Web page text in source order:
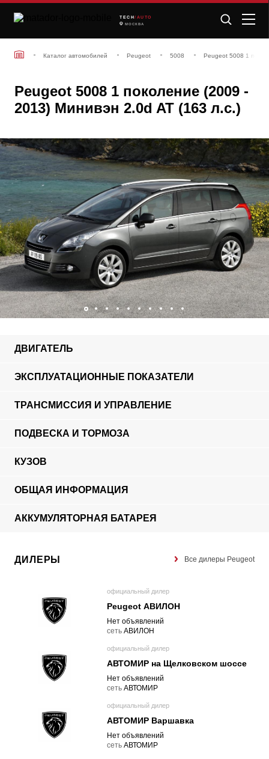
TECH /AUTO
МОСКВА
Каталог автомобилей Peugeot 5008 Peugeot 5008 1
Peugeot 5008 1 поколение (2009 -
2013) Минивэн 2.0d AT (163 л.с.)
ДВИГАТЕЛЬ
ЭКСПЛУАТАЦИОННЫЕ ПОКАЗАТЕЛИ
ТРАНСМИССИЯ И УПРАВЛЕНИЕ
ПОДВЕСКА И ТОРМОЗА
КУЗОВ
ОБЩАЯ ИНФОРМАЦИЯ
АККУМУЛЯТОРНАЯ БАТАРЕЯ
ДИЛЕРЫ Все дилеры Peugeot
официальный дилер
Peugeot АВИЛОН
Нет объявлений
cеть АВИЛОН
официальный дилер
АВТОМИР на Щелковском шоссе
Нет объявлений
cеть АВТОМИР
официальный дилер
АВТОМИР Варшавка
Нет объявлений
cеть АВТОМИР